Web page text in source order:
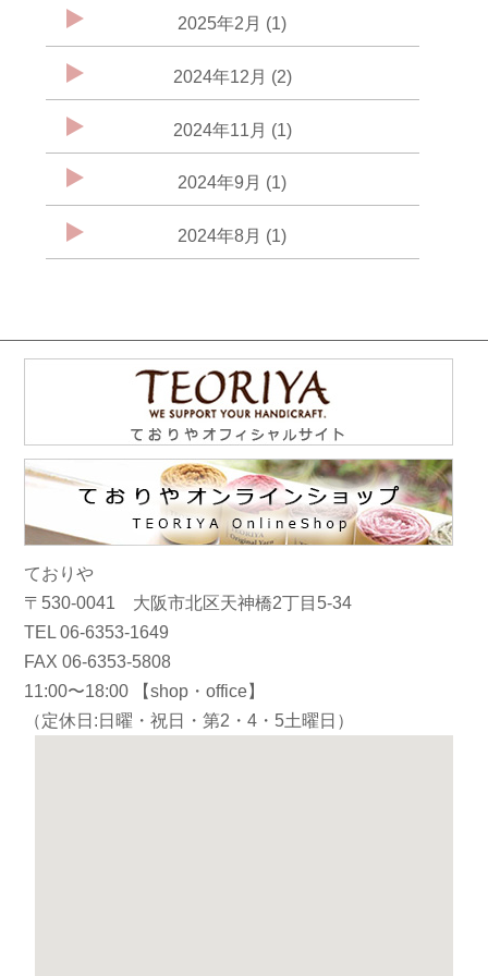
2025年2月 (1)
2024年12月 (2)
2024年11月 (1)
2024年9月 (1)
2024年8月 (1)
ておりや
〒530-0041 大阪市北区天神橋2丁目5-34
TEL 06-6353-1649
FAX 06-6353-5808
11:00〜18:00 【shop・office】
（定休日:日曜・祝日・第2・4・5土曜日）